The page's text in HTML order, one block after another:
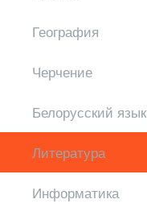
География
Черчение
Белорусский язык
Литература
Информатика